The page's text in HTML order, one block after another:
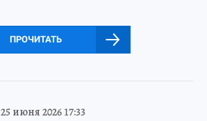
ПРОЧИТАТЬ
25 июня 2026 17:33